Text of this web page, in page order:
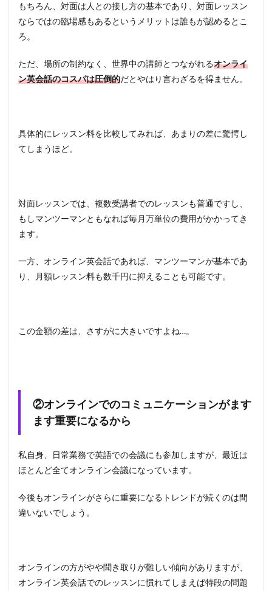
もちろん、対面は人との接し方の基本であり、対面レッスン
ならではの臨場感もあるというメリットは誰もが認めるとこ
ろ。
ただ、場所の制約なく、世界中の講師とつながれるオンライ
ン英会話のコスパは圧倒的だとやはり言わざるを得ません。
具体的にレッスン料を比較してみれば、あまりの差に驚愕し
てしまうほど。
対面レッスンでは、複数受講者でのレッスンも普通ですし、
もしマンツーマンともなれば毎月万単位の費用がかかってき
ます。
一方、オンライン英会話であれば、マンツーマンが基本であ
り、月額レッスン料も数千円に抑えることも可能です。
この金額の差は、さすがに大きいですよね…。
②オンラインでのコミュニケーションがます
ます重要になるから
私自身、日常業務で英語での会議にも参加しますが、最近は
ほとんど全てオンライン会議になっています。
今後もオンラインがさらに重要になるトレンドが続くのは間
違いないでしょう。
オンラインの方がやや聞き取りが難しい傾向がありますが、
オンライン英会話でのレッスンに慣れてしまえば特段の問題